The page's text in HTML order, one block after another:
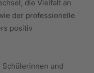
die Vielfalt an
der professionelle
positiv
Schülerinnen und